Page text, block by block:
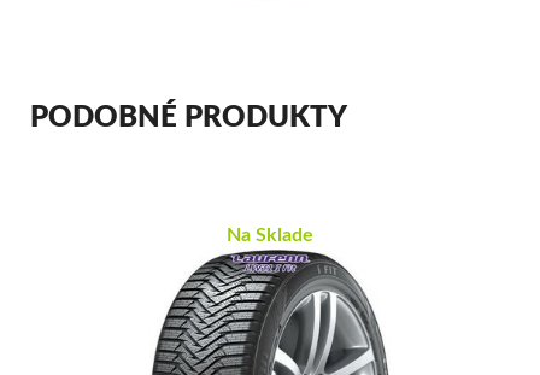
PODOBNÉ PRODUKTY
Na Sklade